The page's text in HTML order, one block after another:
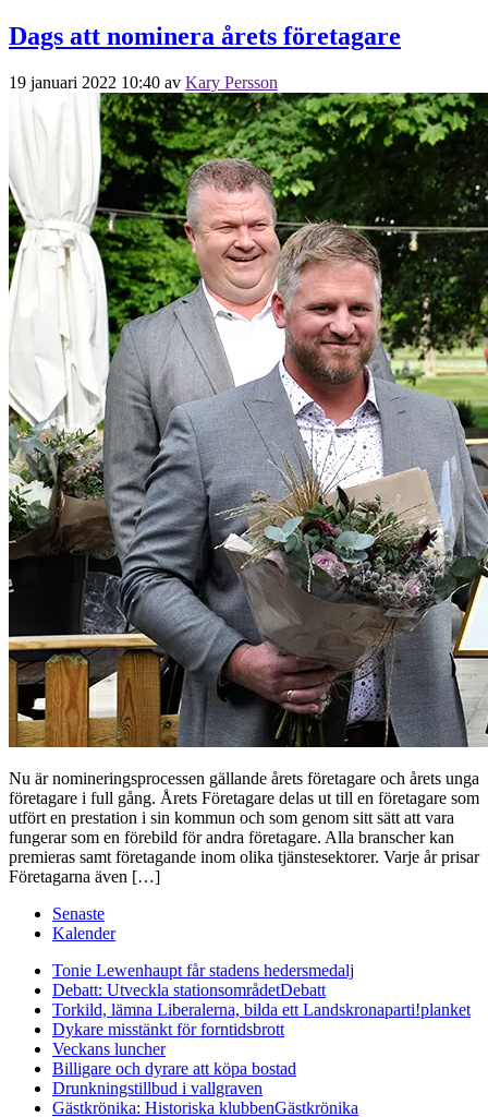
Dags att nominera årets företagare
19 januari 2022 10:40 av Kary Persson
Nu är nomineringsprocessen gällande årets företagare och årets unga
företagare i full gång. Årets Företagare delas ut till en företagare som
utfört en prestation i sin kommun och som genom sitt sätt att vara
fungerar som en förebild för andra företagare. Alla branscher kan
premieras samt företagande inom olika tjänstesektorer. Varje år prisar
Företagarna även […]
Senaste
Kalender
Tonie Lewenhaupt får stadens hedersmedalj
Debatt: Utveckla stationsområdetDebatt
Torkild, lämna Liberalerna, bilda ett Landskronaparti!planket
Dykare misstänkt för forntidsbrott
Veckans luncher
Billigare och dyrare att köpa bostad
Drunkningstillbud i vallgraven
Gästkrönika: Historiska klubbenGästkrönika